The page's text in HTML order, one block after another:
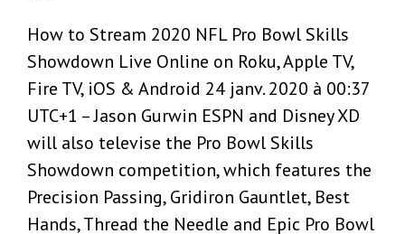
How to Stream 2020 NFL Pro Bowl Skills
Showdown Live Online on Roku, Apple TV,
Fire TV, iOS & Android 24 janv. 2020 à 00:37
UTC+1 – Jason Gurwin ESPN and Disney XD
will also televise the Pro Bowl Skills
Showdown competition, which features the
Precision Passing, Gridiron Gauntlet, Best
Hands, Thread the Needle and Epic Pro Bowl